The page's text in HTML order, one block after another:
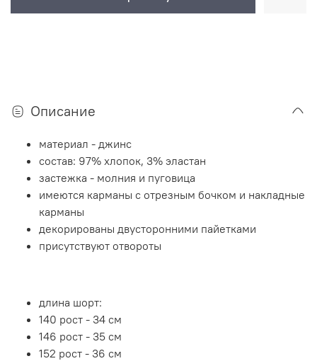
Описание
материал - джинс
состав: 97% хлопок, 3% эластан
застежка - молния и пуговица
имеются карманы с отрезным бочком и накладные
карманы
декорированы двусторонними пайетками
присутствуют отвороты
длина шорт:
140 рост - 34 см
146 рост - 35 см
152 рост - 36 см